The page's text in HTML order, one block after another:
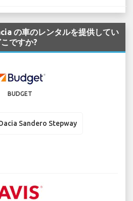
の車のレンタルを提供してい
ですか?
BUDGET
Sandero Stepway